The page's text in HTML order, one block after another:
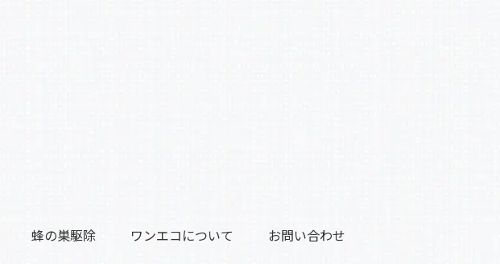
蜂の巣駆除 ワンエコについて お問い合わせ